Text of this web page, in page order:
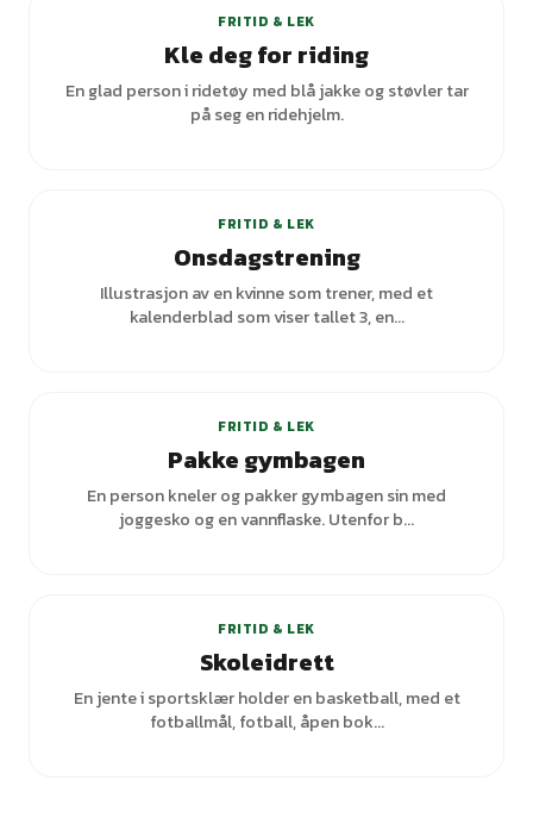
FRITID & LEK
Kle deg for riding
En glad person i ridetøy med blå jakke og støvler tar
på seg en ridehjelm.
FRITID & LEK
Onsdagstrening
Illustrasjon av en kvinne som trener, med et
kalenderblad som viser tallet 3, en...
FRITID & LEK
Pakke gymbagen
En person kneler og pakker gymbagen sin med
joggesko og en vannflaske. Utenfor b...
FRITID & LEK
Skoleidrett
En jente i sportsklær holder en basketball, med et
fotballmål, fotball, åpen bok...